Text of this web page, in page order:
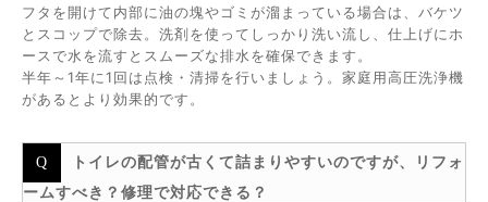
フタを開けて内部に油の塊やゴミが溜まっている場合は、バケツ
とスコップで除去。洗剤を使ってしっかり洗い流し、仕上げにホ
ースで水を流すとスムーズな排水を確保できます。
半年～1年に1回は点検・清掃を行いましょう。家庭用高圧洗浄機
があるとより効果的です。
トイレの配管が古くて詰まりやすいのですが、リフォ
ームすべき？修理で対応できる？